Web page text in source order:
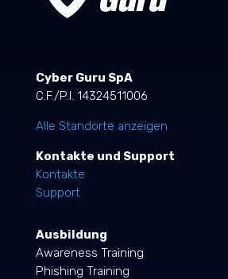
Cyber Guru SpA
C.F./P.I. 14324511006
Alle Standorte anzeigen
Kontakte und Support
Kontakte
Support
Ausbildung
Awareness Training
Phishing Training